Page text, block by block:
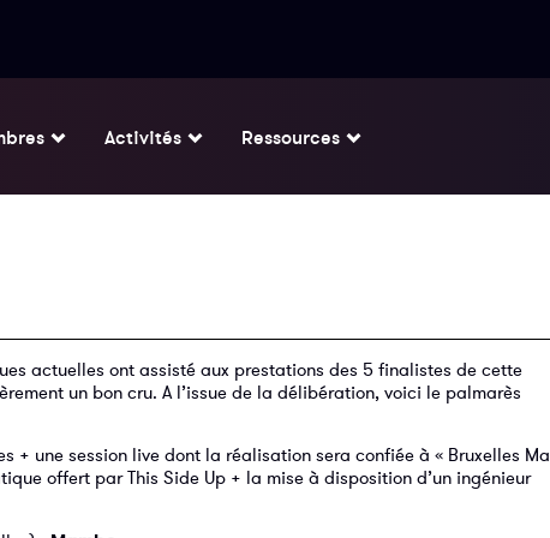
Activités Ressources
actuelles ont assisté aux prestations des 5 finalistes de cette
un bon cru. A l’issue de la délibération, voici le palmarès
+ une session live dont la réalisation sera confiée à « Bruxelles Ma
offert par This Side Up + la mise à disposition d’un ingénieur